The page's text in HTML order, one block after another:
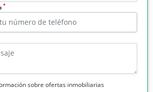
*
sobre ofertas inmobiliarias